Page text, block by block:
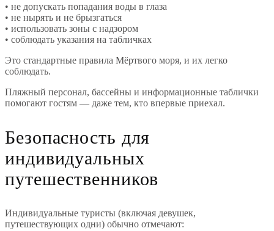
• не допускать попадания воды в глаза
• не нырять и не брызгаться
• использовать зоны с надзором
• соблюдать указания на табличках
Это стандартные правила Мёртвого моря, и их легко
соблюдать.
Пляжный персонал, бассейны и информационные таблички
помогают гостям — даже тем, кто впервые приехал.
Безопасность для
индивидуальных
путешественников
Индивидуальные туристы (включая девушек,
путешествующих одни) обычно отмечают: